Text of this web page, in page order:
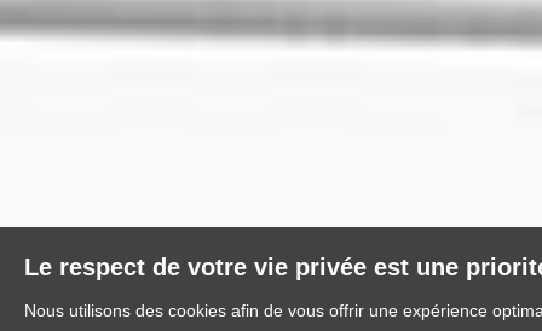
Le respect de votre vie privée est une
Nous utilisons des cookies afin de vous offrir une expérience